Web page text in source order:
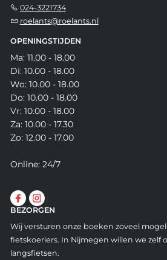
024-3221734
roelants@roelants.nl
OPENINGSTIJDEN
Ma: 11.00 - 18.00
Di: 10.00 - 18.00
Wo: 10.00 - 18.00
Do: 10.00 - 18.00
Vr: 10.00 - 18.00
Za: 10.00 - 17.30
Zo: 12.00 - 17.00
Online: 24/7
BEZORGEN
Wij versturen onze boeken zoveel
fietskoeriers. In Nijmegen willen we zelf
langsfietsen.